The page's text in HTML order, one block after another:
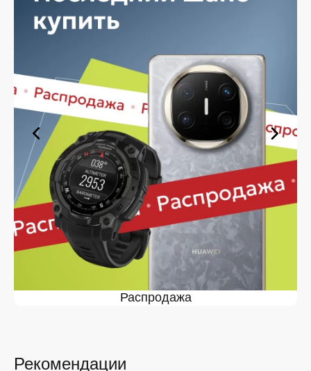
Планируете покупку в рассрочку? У нас есть такая
услуга. Мы предлагаем удобные условия оплаты,
выберите нужную позицию, добавьте в корзину и
оформите заявку — купить iPad Pro 13 M4 (2024) в вы
сможете в кратчайшие сроки.
Ассортимент iPad Pro 13 M4
(2024) в магазине iSpace в
На нашей торговой платформе представлен широкий
выбор продукции. Среди ассортимента, как новинки
рынка, так и проверенные временем модели. Каждый
продукт в каталоге соответствует стандартам
качества. Вы можете выбрать и заказать iPad Pro 13
M4 (2024) в в удобной конфигурации и с доступной
ценой.
Мы постоянно обновляем ассортимент, отслеживаем
наличие, поддерживаем актуальность информации,
касающейся цен и наличия. Благодаря этому клиенты
получают лучшие предложения и экономят своё
время. Преимущества покупки у нас:
Распродажа
Рекомендации